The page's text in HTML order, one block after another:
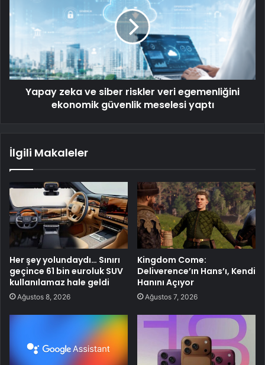
Yapay zeka ve siber riskler veri egemenliğini
ekonomik güvenlik meselesi yaptı
İlgili Makaleler
Her şey yolundaydı… Sınırı
geçince 61 bin euroluk SUV
kullanılamaz hale geldi
Ağustos 8, 2026
Kingdom Come:
Deliverence’ın Hans’ı, Kendi
Hanını Açıyor
Ağustos 7, 2026